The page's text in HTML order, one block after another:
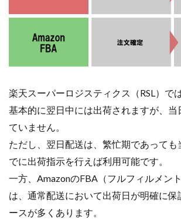
楽天スーパーロジスティクス（RSL）で
基本的に翌日中には出荷されますが、当
ていません。
ただし、翌日配送は、繁忙期であっても
でに出荷指示を行えば利用可能です。
一方、AmazonのFBA（フルフィルメン
は、通常配送において出荷日が明確に保
ースが多くあります。